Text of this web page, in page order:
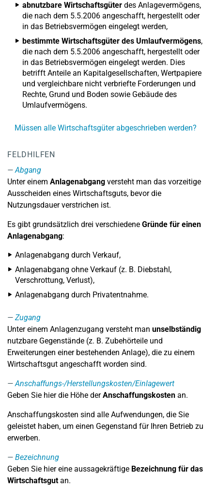
abnutzbare Wirtschaftsgüter des Anlagevermögens,
die nach dem 5.5.2006 angeschafft, hergestellt oder
in das Betriebsvermögen eingelegt werden,
bestimmte Wirtschaftsgüter des Umlaufvermögens,
die nach dem 5.5.2006 angeschafft, hergestellt oder
in das Betriebsvermögen eingelegt werden. Dies
betrifft Anteile an Kapitalgesellschaften, Wertpapiere
und vergleichbare nicht verbriefte Forderungen und
Rechte, Grund und Boden sowie Gebäude des
Umlaufvermögens.
Müssen alle Wirtschaftsgüter abgeschrieben werden?
FELDHILFEN
Abgang
Unter einem Anlagenabgang versteht man das vorzeitige
Ausscheiden eines Wirtschaftsguts, bevor die
Nutzungsdauer verstrichen ist.
Es gibt grundsätzlich drei verschiedene Gründe für einen
Anlagenabgang:
Anlagenabgang durch Verkauf,
Anlagenabgang ohne Verkauf (z. B. Diebstahl,
Verschrottung, Verlust),
Anlagenabgang durch Privatentnahme.
Zugang
Unter einem Anlagenzugang versteht man unselbständig
nutzbare Gegenstände (z. B. Zubehörteile und
Erweiterungen einer bestehenden Anlage), die zu einem
Wirtschaftsgut angeschafft worden sind.
Anschaffungs-/Herstellungskosten/Einlagewert
Geben Sie hier die Höhe derAnschaffungskosten an.
Anschaffungskosten sind alle Aufwendungen, die Sie
geleistet haben, um einen Gegenstand für Ihren Betrieb zu
erwerben.
Bezeichnung
Geben Sie hier eine aussagekräftige Bezeichnung für das
Wirtschaftsgutan.